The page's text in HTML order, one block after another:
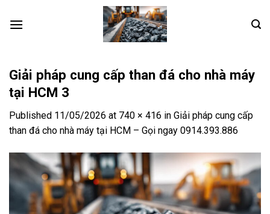
Giải pháp cung cấp than đá cho nhà máy
tại HCM 3
Published 11/05/2026 at 740 × 416 in Giải pháp cung cấp
than đá cho nhà máy tại HCM – Gọi ngay 0914.393.886